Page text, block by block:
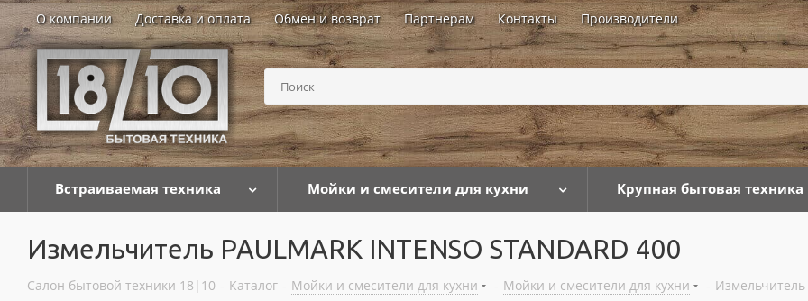
О компании Доставка и оплата Обмен и возврат Партнерам Контакты Производители ...
Встраиваемая техника Мойки и смесители для кухни Крупная бытовая техника
Измельчитель PAULMARK INTENSO STANDARD 400
Салон бытовой техники 18|10 - Каталог - Мойки и смесители для кухни - Мойки и смесители для кухни - Измельчитель